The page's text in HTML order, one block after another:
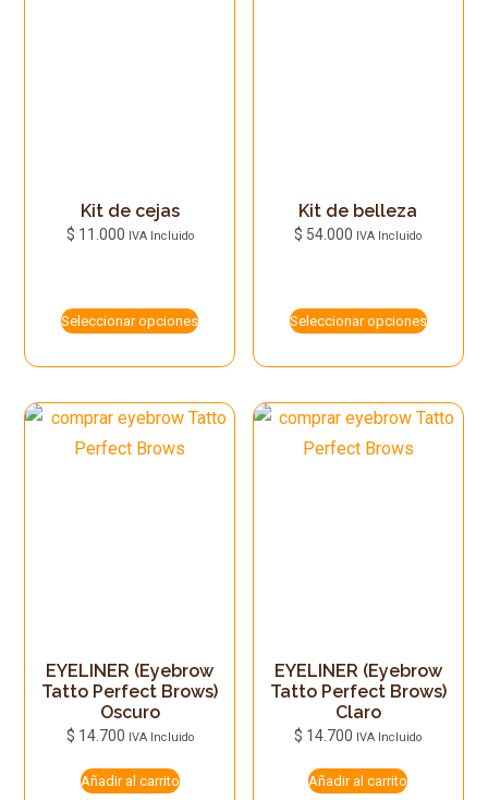
Kit de cejas
$ 11.000 IVA Incluido
Seleccionar opciones
tiene
Las
opciones
de
producto
Kit de belleza
$ 54.000 IVA Incluido
Seleccionar opciones
tiene
Las
opciones
de
producto
EYELINER (Eyebrow
Tatto Perfect Brows)
Oscuro
$ 14.700 IVA Incluido
Añadir al carrito
EYELINER (Eyebrow
Tatto Perfect Brows)
Claro
$ 14.700 IVA Incluido
Añadir al carrito